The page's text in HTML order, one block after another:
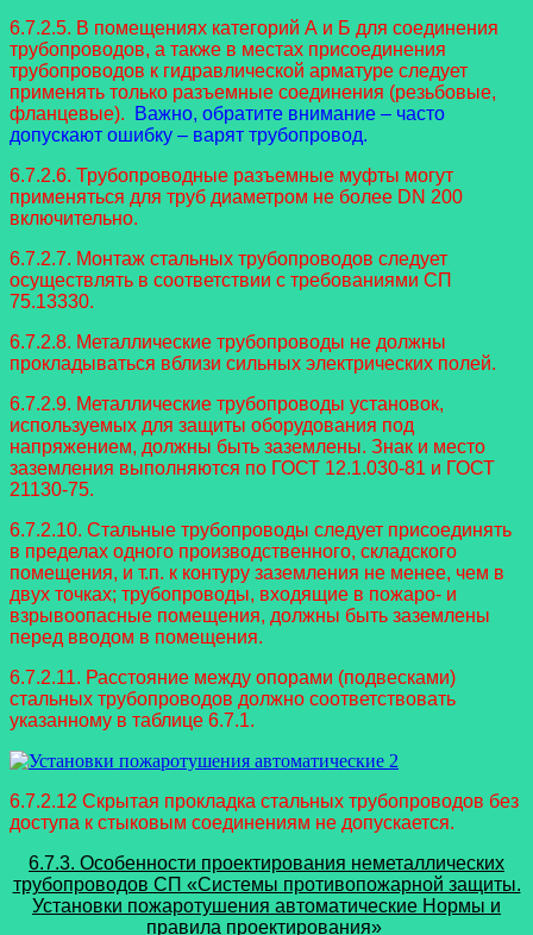
6.7.2.5. В помещениях категорий А и Б для соединения
трубопроводов, а также в местах присоединения
трубопроводов к гидравлической арматуре следует
применять только разъемные соединения (резьбовые,
фланцевые).
Важно, обратите внимание – часто
допускают ошибку – варят трубопровод.
6.7.2.6. Трубопроводные разъемные муфты могут
применяться для труб диаметром не более DN 200
включительно.
6.7.2.7. Монтаж стальных трубопроводов следует
осуществлять в соответствии с требованиями СП
75.13330.
6.7.2.8. Металлические трубопроводы не должны
прокладываться вблизи сильных электрических полей.
6.7.2.9. Металлические трубопроводы установок,
используемых для защиты оборудования под
напряжением, должны быть заземлены. Знак и место
заземления выполняются по ГОСТ 12.1.030-81 и ГОСТ
21130-75.
6.7.2.10. Стальные трубопроводы следует присоединять
в пределах одного производственного, складского
помещения, и т.п. к контуру заземления не менее, чем в
двух точках; трубопроводы, входящие в пожаро- и
взрывоопасные помещения, должны быть заземлены
перед вводом в помещения.
6.7.2.11. Расстояние между опорами (подвесками)
стальных трубопроводов должно соответствовать
указанному в таблице 6.7.1.
6.7.2.12 Скрытая прокладка стальных трубопроводов без
доступа к стыковым соединениям не допускается.
6.7.3. Особенности проектирования неметаллических
трубопроводов СП «Системы противопожарной защиты.
Установки пожаротушения автоматические Нормы и
правила проектирования»